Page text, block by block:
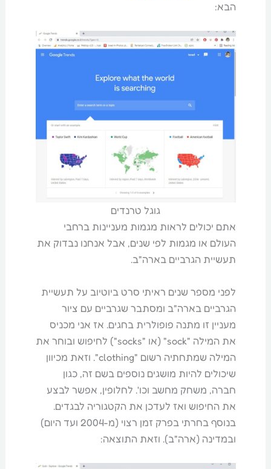
הבא:
גוגל טרנדים
אתם יכולים לראות מגמות מעניינות ברחבי
העולם או מגמות לפי שנים, אבל אנחנו נבדוק את
תעשיית הגרביים בארה"ב.
לפני מספר שנים ראיתי סרט ביוטיוב על תעשיית
הגרביים בארה"ב ומסתבר שגרביים עם ציור
מעניין זו מתנה פופולרית בחגים. אז אני מכניס
את המילה "sock" (או "socks") לחיפוש ובוחר את
המילה שמתחתיה רשום "clothing". וזאת מכיוון
שיכולים להיות מושגים נוספים בשם זה, כגון
חברה, משחק מחשב וכו'. לחלופין, אפשר לבצע
את החיפוש ואז לעדכן את הקטגוריה לבגדים.
בנוסף בחרתי בפרק זמן רצוי (מ-2004 ועד היום)
ובמדינה (ארה"ב). וזאת התוצאה: